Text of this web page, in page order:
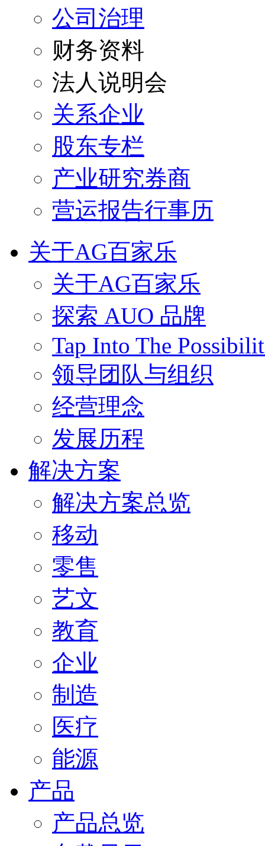
公司治理
财务资料
法人说明会
关系企业
股东专栏
产业研究券商
营运报告行事历
关于AG百家乐
关于AG百家乐
探索 AUO 品牌
Tap Into The
领导团队与组织
经营理念
发展历程
解决方案
解决方案总览
移动
零售
艺文
教育
企业
制造
医疗
能源
产品
产品总览